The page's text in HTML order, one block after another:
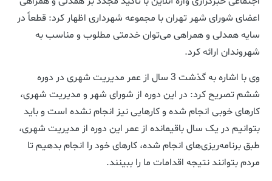
اعضای شورای شهر تهران با مجموعه شهرداری اظهار کرد: قطعاً در
سایه همدلی و همراهی می‌توان خدمتی مطلوب و مناسب به
شهروندان ارائه کرد.
وی با اشاره به گذشت 3 سال از عمر مدیریت شهری در دوره
ششم تصریح کرد: در این دوره از شورای شهر و مدیریت شهری،
کارهای خوبی انجام شده و کارهایی نیز انجام نشده است و باید
بتوانیم در یک سال باقیمانده از عمر این دوره از مدیریت شهری،
طبق برنامه‌ریزی‌های انجام شده، کارهای خود را انجام بدهیم تا
مردم بتوانند نتیجه اقدامات ما را ببینند.